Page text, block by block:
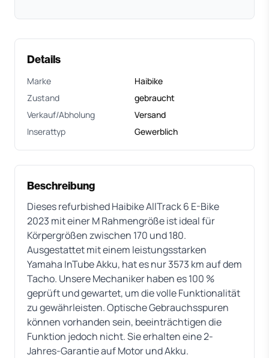
Details
Marke
Haibike
Zustand
gebraucht
Verkauf/Abholung
Versand
Inserattyp
Gewerblich
Beschreibung
Dieses refurbished Haibike AllTrack 6 E-Bike
2023 mit einer M Rahmengröße ist ideal für
Körpergrößen zwischen 170 und 180.
Ausgestattet mit einem leistungsstarken
Yamaha InTube Akku, hat es nur 3573 km auf dem
Tacho. Unsere Mechaniker haben es 100 %
geprüft und gewartet, um die volle Funktionalität
zu gewährleisten. Optische Gebrauchsspuren
können vorhanden sein, beeinträchtigen die
Funktion jedoch nicht. Sie erhalten eine 2-
Jahres-Garantie auf Motor und Akku.